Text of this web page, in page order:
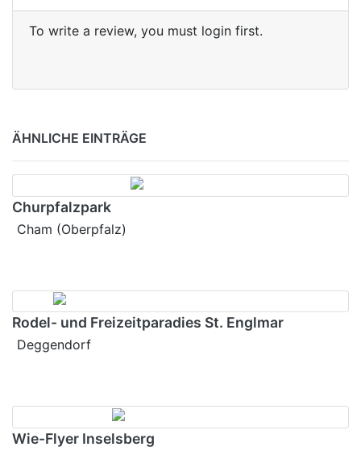
To write a review, you must login first.
ÄHNLICHE EINTRÄGE
Churpfalzpark
Cham (Oberpfalz)
Rodel- und Freizeitparadies St. Englmar
Deggendorf
Wie-Flyer Inselsberg